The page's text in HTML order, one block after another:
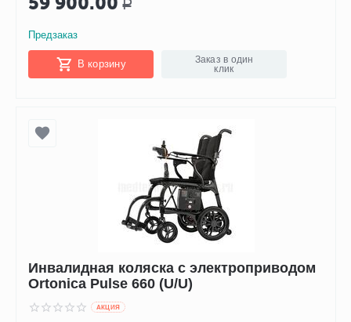
Р
Предзаказ
В корзину
Заказ в один
клик
Инвалидная коляска с электроприводом
Ortonica Pulse 660 (U/U)
AКЦИЯ